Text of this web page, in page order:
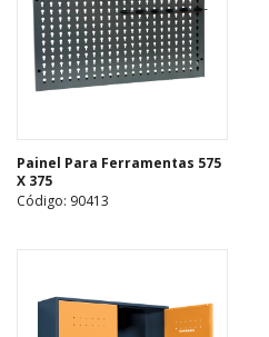
Painel Para Ferramentas 575
X 375
Código: 90413